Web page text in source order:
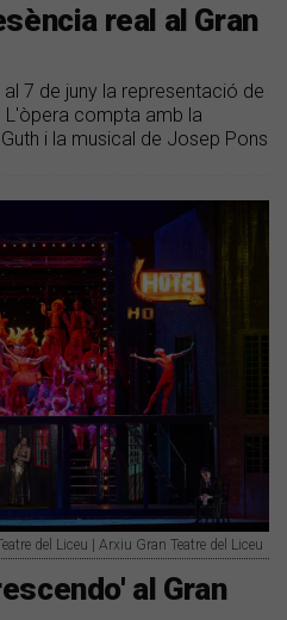
real al Gran
7 de juny la representació de
L'òpera compta amb la
i la musical de Josep Pons
del Liceu | Arxiu Gran Teatre del Liceu
al Gran